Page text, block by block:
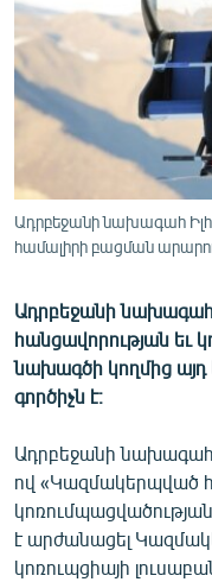
ՄԻՋԱԶԳԱՅԻՆ
ՄՇԱԿՈՒՅԹ
ՍՊՈՐՏ
ՄԵԿՆԱԲԱՆՈՒԹՅՈՒՆ
ՏՏ ԵՒ ԻՆՏԵՐՆԵՏ
ԿՈՐՈՆԱՎԻՐՈՒՍ
ՏԵՍԱՆՅՈՒԹԵՐ
ԲԱՆԱՎԵՃ
ՓՈԴՔԱՍԹ
Հայերեն
English
Ադրբեջանի նախագահ
համալիրի բացման
Ադրբեջանի
հանցավորության եւ
նախագծի կողմից
գործիչն է։
Ադրբեջանի նախագահ
ով «Կազմակերպված
է արժանացել
կոռուպցիայի